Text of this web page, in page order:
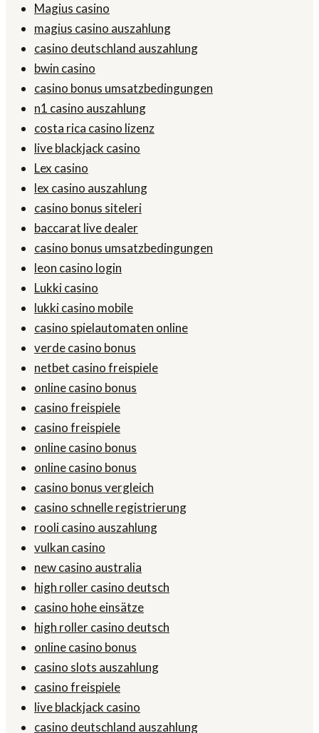
Magius casino
magius casino auszahlung
casino deutschland auszahlung
bwin casino
casino bonus umsatzbedingungen
n1 casino auszahlung
costa rica casino lizenz
live blackjack casino
Lex casino
lex casino auszahlung
casino bonus siteleri
baccarat live dealer
casino bonus umsatzbedingungen
leon casino login
Lukki casino
lukki casino mobile
casino spielautomaten online
verde casino bonus
netbet casino freispiele
online casino bonus
casino freispiele
casino freispiele
online casino bonus
online casino bonus
casino bonus vergleich
casino schnelle registrierung
rooli casino auszahlung
vulkan casino
new casino australia
high roller casino deutsch
casino hohe einsätze
high roller casino deutsch
online casino bonus
casino slots auszahlung
casino freispiele
live blackjack casino
casino deutschland auszahlung